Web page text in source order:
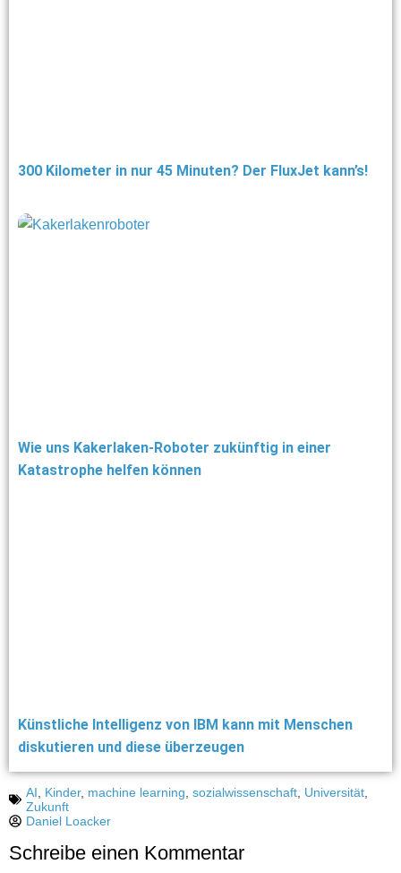
300 Kilometer in nur 45 Minuten? Der FluxJet kann’s!
Wie uns Kakerlaken-Roboter zukünftig in einer
Katastrophe helfen können
Künstliche Intelligenz von IBM kann mit Menschen
diskutieren und diese überzeugen
AI Kinder, machine learning sozialwissenschaft Universität
Zukunft
Daniel Loacker
Schreibe einen Kommentar